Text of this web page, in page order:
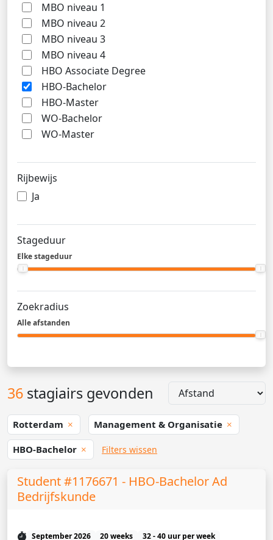
MBO niveau 1
MBO niveau 2
MBO niveau 3
MBO niveau 4
HBO Associate Degree
HBO-Bachelor
HBO-Master
WO-Bachelor
WO-Master
Rijbewijs
Ja
Stageduur
Elke stageduur
Zoekradius
Alle afstanden
36 stagiairs gevonden
Rotterdam Management & Organisatie
HBO-Bachelor Filters wissen
Student #1176671 - HBO-Bachelor Ad
Bedrijfskunde
September 2026 20 weeks 32 - 40 uur per week